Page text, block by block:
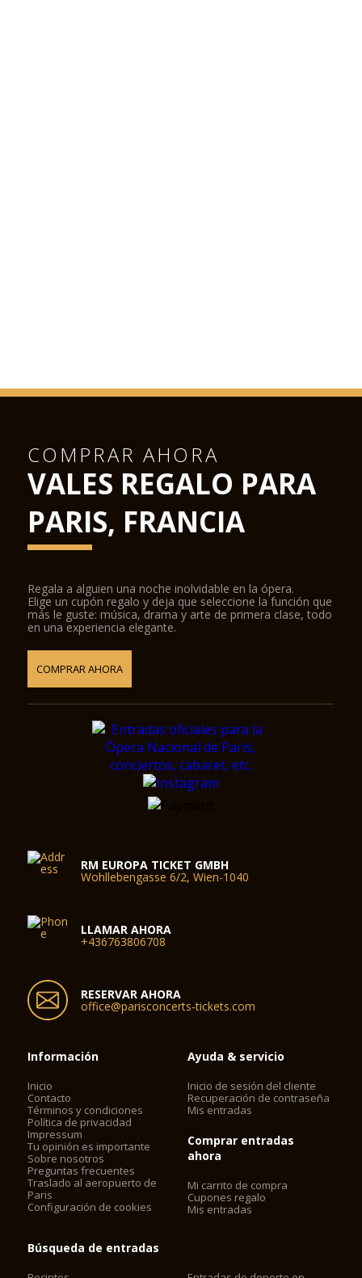
COMPRAR AHORA
VALES REGALO PARA
PARIS, FRANCIA
Regala a alguien una noche inolvidable en la ópera.
Elige un cupón regalo y deja que seleccione la función que
más le guste: música, drama y arte de primera clase, todo
en una experiencia elegante.
COMPRAR AHORA
RM EUROPA TICKET GMBH
Wohllebengasse 6/2, Wien-1040
LLAMAR AHORA
+436763806708
RESERVAR AHORA
office@parisconcerts-tickets.com
Información
Inicio
Contacto
Términos y condiciones
Política de privacidad
Impressum
Tu opinión es importante
Sobre nosotros
Preguntas frecuentes
Traslado al aeropuerto de
Paris
Configuración de cookies
Ayuda & servicio
Inicio de sesión del cliente
Recuperación de contraseña
Mis entradas
Comprar entradas
ahora
Mi carrito de compra
Cupones regalo
Mis entradas
Búsqueda de entradas